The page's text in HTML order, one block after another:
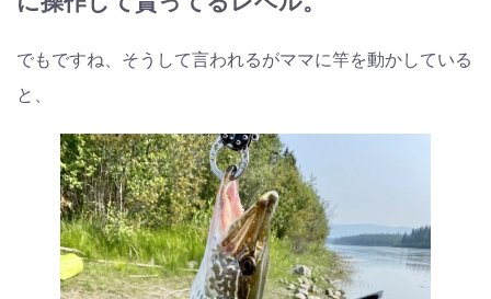
でもですね、そうして言われるがママに竿を動かしている
と、